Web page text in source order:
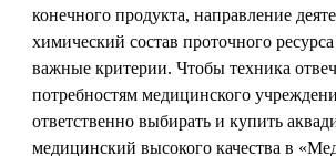
конечного продукта, направление
химический состав проточного
важные критерии. Чтобы техника
потребностям медицинского
ответственно выбирать и купить
медицинский высокого качества в